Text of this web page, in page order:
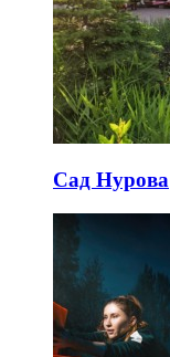
Сад Нурова